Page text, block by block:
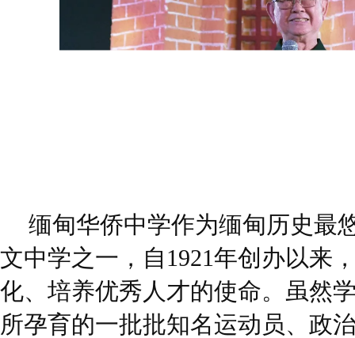
缅甸华侨中学作为缅甸历史最
文中学之一，自1921年创办以来
化、培养优秀人才的使命。虽然
所孕育的一批批知名运动员、政